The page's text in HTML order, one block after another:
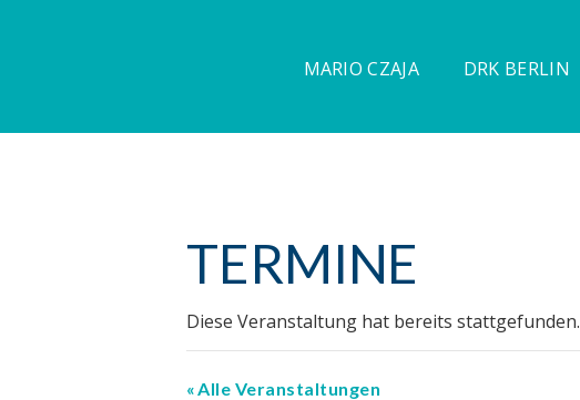
MARIO CZAJA DRK BERLIN
TERMINE
Diese Veranstaltung hat bereits stattgefunden.
Alle Veranstaltungen